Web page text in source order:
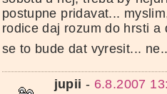
postupne pridavat...
rodice daj rozum do hrsti a
se to bude dat vyresit...
jupii - 6.8.2007